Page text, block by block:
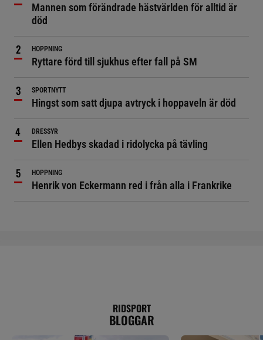
Mannen som förändrade hästvärlden för alltid är
död
HOPPNING
Ryttare förd till sjukhus efter fall på SM
SPORTNYTT
Hingst som satt djupa avtryck i hoppaveln är död
DRESSYR
Ellen Hedbys skadad i ridolycka på tävling
HOPPNING
Henrik von Eckermann red i från alla i Frankrike
RIDSPORT
BLOGGAR